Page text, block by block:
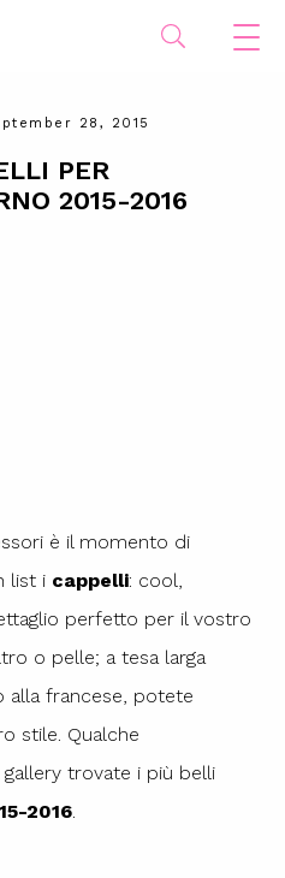
28, 2015
PER
2015-2016
è il momento di
list i cappelli: cool,
perfetto per il vostro
o pelle; a tesa larga
alla francese, potete
stile. Qualche
trovate i più belli
2016.